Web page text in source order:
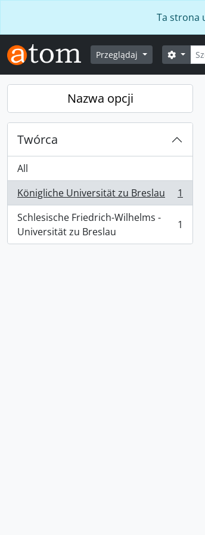
Ta strona
Przeglądaj Opcje
Nazwa opcji
Twórca
All
Königliche Universität zu Breslau
, 1 results
1
Schlesische Friedrich-Wilhelms -
Universität zu Breslau
, 1 results 1